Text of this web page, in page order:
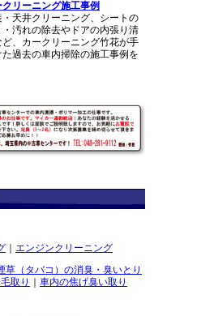
クリーニング施工事例
・天井クリーニング、シートの
・汚れの除去やドアの内張り清
ど、カークリーニング竹花が手
た過去の車内掃除の施工事例を
エンジンクリーニング
草（タバコ）の消臭・臭いとり
取り 車内の焦げ臭い取り